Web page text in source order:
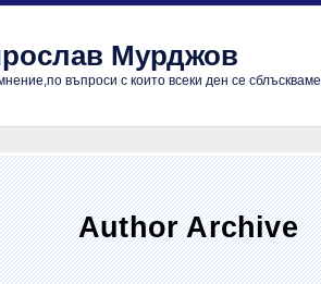
Мурджов
въпроси с които всеки ден се сблъскваме
Author Archive